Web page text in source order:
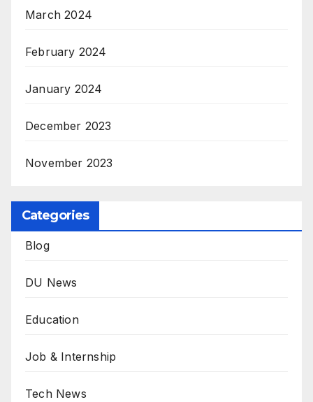
March 2024
February 2024
January 2024
December 2023
November 2023
Categories
Blog
DU News
Education
Job & Internship
Tech News